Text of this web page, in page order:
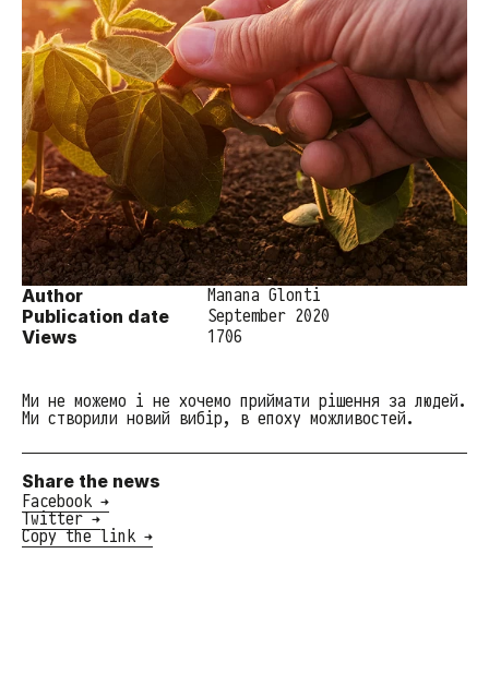
Author Manana Glonti
Publication date September 2020
Views 1706
Ми не можемо і не хочемо приймати рішення за людей.
Ми створили новий вибір, в епоху можливостей.
Share the news
Facebook →
Twitter →
Copy the link →